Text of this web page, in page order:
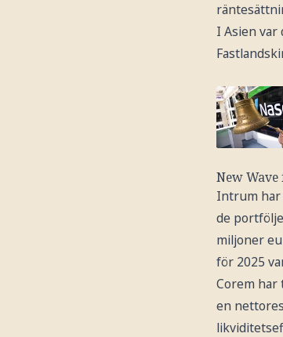
I Asien var
New
Intrum har
de
miljoner
för 2025
Corem har
en